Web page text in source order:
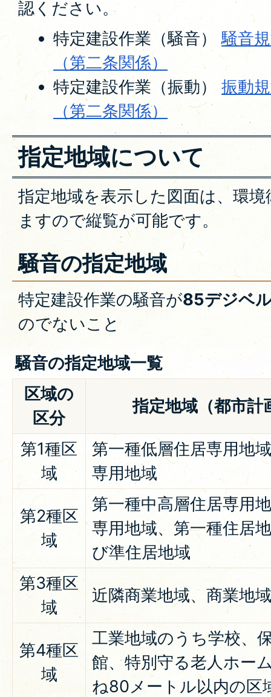
認ください。
特定建設作業（騒音）騒音
（第二条関係）
特定建設作業（振動）振動
（第二条関係）
指定地域について
指定地域を表示した図面は、環
ますので縦覧が可能です。
騒音の指定地域
特定建設作業の騒音が85デジベ
のでないこと
騒音の指定地域一覧
区域の
区分
指定地域（都市計
第1種区
域
第一種低層住居専用地
専用地域
第2種区
域
第一種中高層住居専用
専用地域、第一種住居
び準住居地域
第3種区
域
近隣商業地域、商業地
第4種区
域
工業地域のうち学校、
館、特別守る老人ホー
ね80メートル以内の区